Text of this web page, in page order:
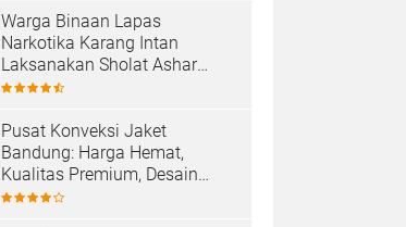
Warga Binaan Lapas
Narkotika Karang Intan
Laksanakan Sholat Ashar
Berjamaah di Masjid At-
Pusat Konveksi Jaket
Bandung: Harga Hemat,
Kualitas Premium, Desain
Custom